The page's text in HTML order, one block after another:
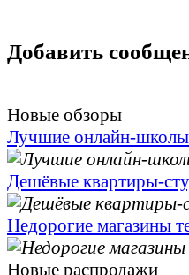
Добавить
Новые обзоры
Лучшие онлайн-школы
Дешёвые квартиры-
Недорогие магазины
Новые распродажи